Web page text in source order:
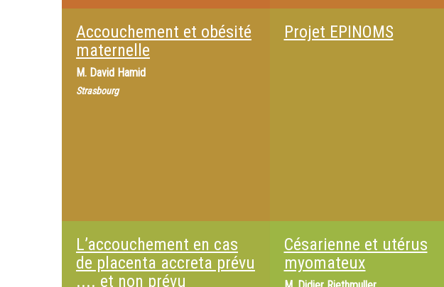
Accouchement et obésité
maternelle
M. David Hamid
Strasbourg
Projet EPINOMS
L’accouchement en cas
de placenta accreta prévu
.... et non prévu
Césarienne et utérus
myomateux